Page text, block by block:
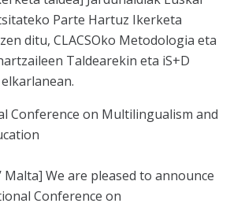
Parte Hartuz Ikerketa
ditu, CLACSOko Metodologia eta
Taldearekin eta iS+D
Conference on Multilingualism and
Malta] We are pleased to announce
Conference on